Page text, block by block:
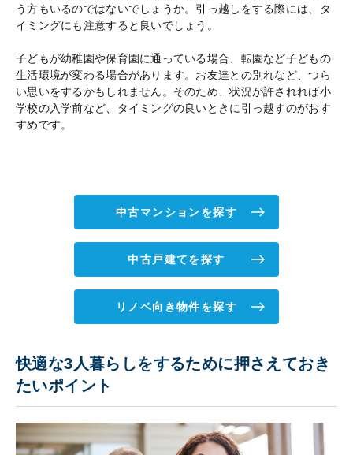
う方もいるのではないでしょうか。引っ越しをする際には、タ
イミングにも注意すると良いでしょう。
子どもが幼稚園や保育園に通っている場合、転園など子どもの
生活環境が変わる場合があります。お友達との別れなど、つら
い思いをするかもしれません。そのため、状況が許されれば小
学校の入学前など、タイミングの良いときに引っ越すのがおす
すめです。
中古マンションを探す
中古戸建てを探す
リノベ向き物件を探す
快適な3人暮らしをするために押さえておき
たいポイント